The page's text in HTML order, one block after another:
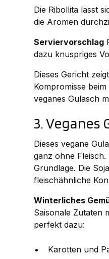
Die Ribollita lässt
die Aromen
Serviervorschlag
dazu knuspriges
Dieses Gericht
Kompromisse
veganes Gulasch
3.
Dieses vegane
ganz ohne
Grundlage. Die
fleischähnliche
Winterliches
Saisonale Zutaten
perfekt dazu:
Karotten und